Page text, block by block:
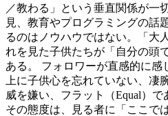
／教わる」という垂直関係が一
見、教育やプログラミングの話
るのはノウハウではない。「大
れを見た子供たちが「自分の頭
ある。 フォロワーが直感的に感
上に子供心を忘れていない、凄
威を嫌い、フラット（Equal）
その態度は、見る者に「ここで